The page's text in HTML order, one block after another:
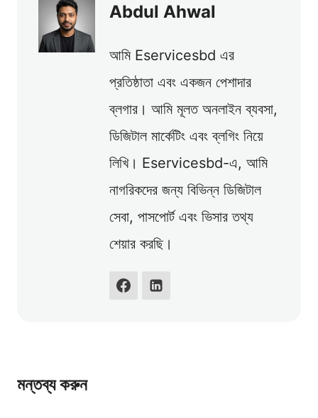
Abdul Ahwal
আমি Eservicesbd এর
প্রতিষ্ঠাতা এবং একজন পেশাদার
ব্লগার। আমি মূলত অনলাইন ব্যবসা,
ডিজিটাল মার্কেটিং এবং ব্লগিং নিয়ে
লিখি। Eservicesbd-এ, আমি
নাগরিকদের জন্য বিভিন্ন ডিজিটাল
সেবা, পাসপোর্ট এবং ভিসার তথ্য
শেয়ার করছি।
মন্তব্য করুন